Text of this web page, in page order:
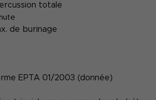
totale
de burinage
EPTA 01/2003 (donnée)